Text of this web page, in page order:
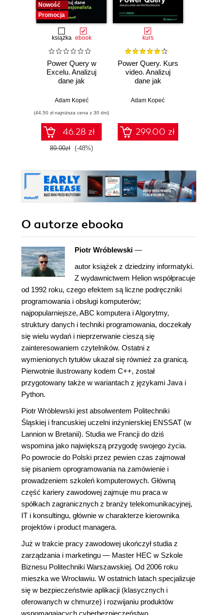
Nowość
Promocja
książka ebook
Power Query w
Excelu. Analizuj
dane jak
Adam Kopeć
(44,50 zł najniższa cena z 30 dni)
46.28 zł
89.00zł (-48%)
kurs
Power Query. Kurs
video. Analizuj
dane jak
Adam Kopeć
299.00 zł
O autorze ebooka
Piotr Wróblewski —
autor książek z dziedziny informatyki.
Z wydawnictwem Helion współpracuje
od 1992 roku, czego efektem są liczne podręczniki
programowania i obsługi komputerów;
najpopularniejsze, ABC komputera i Algorytmy,
struktury danych i techniki programowania, doczekały
się wielu wydań i nieprzerwanie cieszą się
zainteresowaniem czytelników. Ostatni z
wymienionych tytułów ukazał się również za granicą.
Pierwotnie ilustrowany kodem C++, został
przygotowany także w wariantach z językami Java i
Python.
Piotr Wróblewski jest absolwentem Politechniki
Śląskiej i francuskiej uczelni inżynierskiej ENSSAT (w
Lannion w Bretanii). Studia we Francji do dziś
wspomina jako największą przygodę swojego życia.
Po powrocie do Polski przez pewien czas zajmował
się pisaniem oprogramowania na zamówienie i
prowadzeniem szkoleń komputerowych. Główną
część kariery zawodowej zajmuje mu praca w
spółkach zagranicznych z branży telekomunikacyjnej,
IT i konsultingu, głównie w charakterze kierownika
projektów i product managera.
Już w trakcie pracy zawodowej ukończył studia z
zarządzania i marketingu ― Master HEC w Szkole
Biznesu Politechniki Warszawskiej. Od 2006 roku
mieszka we Wrocławiu. W ostatnich latach specjalizuje
się w bezpieczeństwie aplikacji (klasycznych i
oferowanych w chmurze) i rozwijaniu produktów